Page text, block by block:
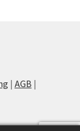
| AGB |